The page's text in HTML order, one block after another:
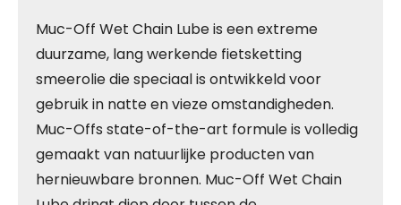
Muc-Off Wet Chain Lube is een extreme
duurzame, lang werkende fietsketting
smeerolie die speciaal is ontwikkeld voor
gebruik in natte en vieze omstandigheden.
Muc-Offs state-of-the-art formule is volledig
gemaakt van natuurlijke producten van
hernieuwbare bronnen. Muc-Off Wet Chain